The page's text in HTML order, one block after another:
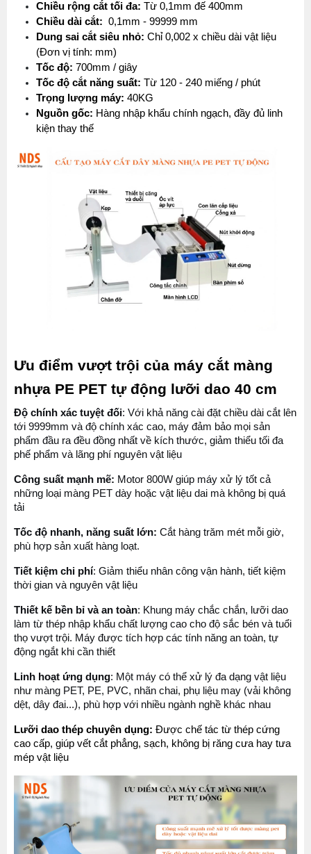
Chiều rộng cắt tối đa: Từ 0,1mm đế 400mm
Chiều dài cắt: 0,1mm - 99999 mm
Dung sai cắt siêu nhỏ: Chỉ 0,002 x chiều dài vật liệu
(Đơn vị tính: mm)
Tốc độ: 700mm / giây
Tốc độ cắt năng suất: Từ 120 - 240 miếng / phút
Trọng lượng máy: 40KG
Nguồn gốc: Hàng nhập khẩu chính ngạch, đầy đủ linh
kiện thay thế
Ưu điểm vượt trội của máy cắt màng
nhựa PE PET tự động lưỡi dao 40 cm
Độ chính xác tuyệt đối: Với khả năng cài đặt chiều dài cắt lên
tới 9999mm và độ chính xác cao, máy đảm bảo mọi sản
phẩm đầu ra đều đồng nhất về kích thước, giảm thiểu tối đa
phế phẩm và lãng phí nguyên vật liệu
Công suất mạnh mẽ: Motor 800W giúp máy xử lý tốt cả
những loại màng PET dày hoặc vật liệu dai mà không bị quá
tải
Tốc độ nhanh, năng suất lớn: Cắt hàng trăm mét mỗi giờ,
phù hợp sản xuất hàng loạt.
Tiết kiệm chi phí: Giảm thiểu nhân công vận hành, tiết kiệm
thời gian và nguyên vật liệu
Thiết kế bền bỉ và an toàn: Khung máy chắc chắn, lưỡi dao
làm từ thép nhập khẩu chất lượng cao cho độ sắc bén và tuổi
thọ vượt trội. Máy được tích hợp các tính năng an toàn, tự
động ngắt khi cần thiết
Linh hoạt ứng dụng: Một máy có thể xử lý đa dạng vật liệu
như màng PET, PE, PVC, nhãn chai, phụ liệu may (vải không
dệt, dây đai...), phù hợp với nhiều ngành nghề khác nhau
Lưỡi dao thép chuyên dụng: Được chế tác từ thép cứng
cao cấp, giúp vết cắt phẳng, sạch, không bị răng cưa hay tưa
mép vật liệu